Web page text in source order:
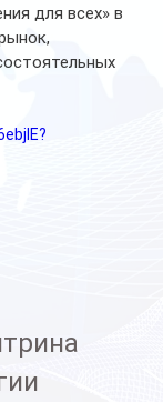
для всех» в